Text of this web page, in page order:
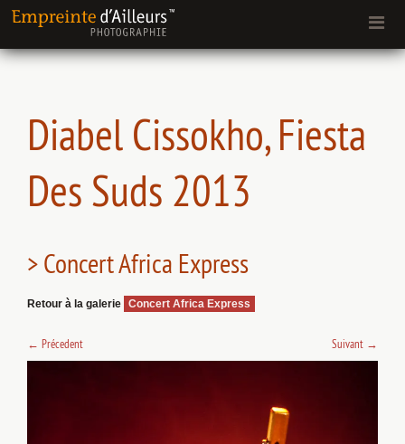
Diabel Cissokho, Fiesta
Des Suds 2013
> Concert Africa Express
Retour à la galerie Concert Africa Express
← Précedent Suivant →